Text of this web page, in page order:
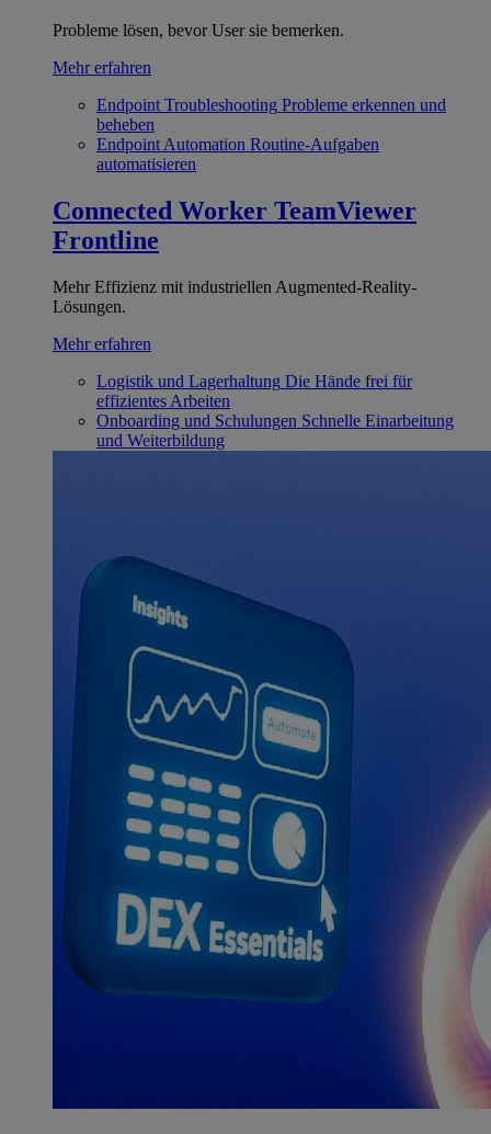
Probleme lösen, bevor User sie bemerken.
Mehr erfahren
Endpoint Troubleshooting Probleme erkennen und
beheben
Endpoint Automation Routine-Aufgaben
automatisieren
Connected Worker TeamViewer
Frontline
Mehr Effizienz mit industriellen Augmented-Reality-
Lösungen.
Mehr erfahren
Logistik und Lagerhaltung Die Hände frei für
effizientes Arbeiten
Onboarding und Schulungen Schnelle Einarbeitung
und Weiterbildung